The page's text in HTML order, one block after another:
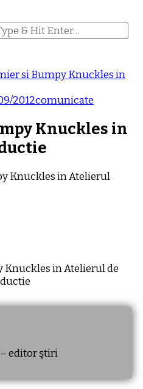
si Bumpy Knuckles in
2012comunicate
Knuckles in
editor ştiri